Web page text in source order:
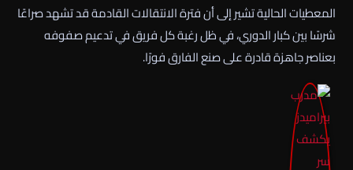
المعطيات الحالية تشير إلى أن فترة الانتقالات القادمة قد تشهد صراعًا
شرسًا بين كبار الدوري، في ظل رغبة كل فريق في تدعيم صفوفه
بعناصر جاهزة قادرة على صنع الفارق فورًا.